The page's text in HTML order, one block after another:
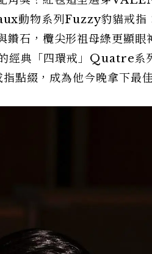
動物系列Fuzzy豹貓戒指
鑽石，欖尖形祖母綠更顯眼
典「四環戒」Quatre系
點綴，成為他今晚拿下最